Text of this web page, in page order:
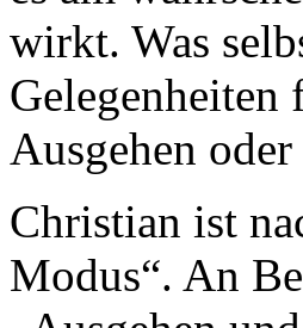
wirkt. Was
Gelegenheiten
Ausgehen
Christian ist
Modus“. An